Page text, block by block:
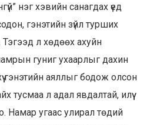
нэг хэвийн санагдах үед
гэнэтийн зүйл турших
Тэгээд л хөдөөх ахуйн
гуниг ухаарлыг дахин
гэнэтийн аяллыг бодож олсон
тусмаа л адал явдалтай, илүү
Намар угаас улирал төдий